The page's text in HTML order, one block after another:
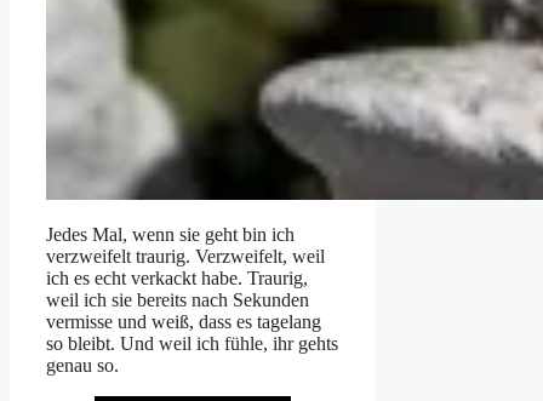
Jedes Mal, wenn sie geht bin ich
verzweifelt traurig. Verzweifelt, weil
ich es echt verkackt habe. Traurig,
weil ich sie bereits nach Sekunden
vermisse und weiß, dass es tagelang
so bleibt. Und weil ich fühle, ihr gehts
genau so.